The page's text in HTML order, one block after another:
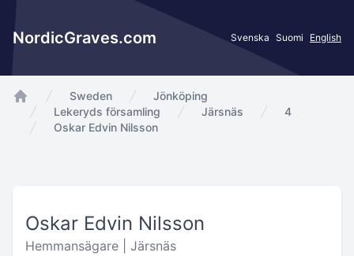
NordicGraves.com Svenska Suomi English
app.Start
Sweden
Jönköping
Lekeryds församling
Järsnäs
4
Oskar Edvin Nilsson
Oskar Edvin Nilsson
Hemmansägare | Järsnäs